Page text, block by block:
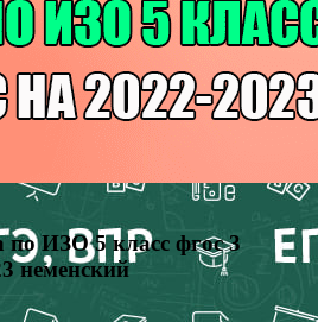
ИЗО 5 класс фгос 3
неменский